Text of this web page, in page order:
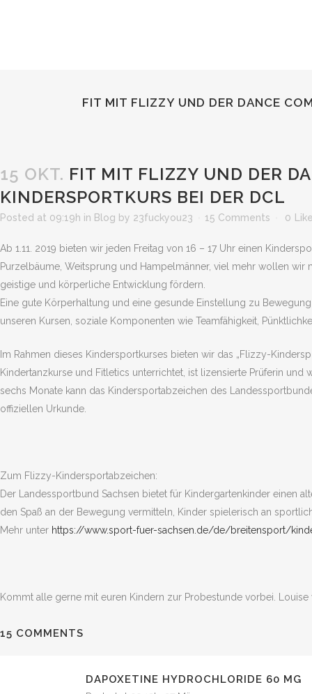
FIT MIT FLIZZY UND DER DANCE
15 OKT. FIT MIT FLIZZY UND DER
KINDERSPORTKURS BEI DER DCL
Posted at 09:19h in Blog by 23fuckyou23 15 Comments 0
Ab 1.11. 2019 bieten wir jeden Freitag von 16 – 17 Uhr einen
Purzelbäume, Weitsprung und Hampelmänner, viel mehr wollen
geistige und körperliche Entwicklung fördern.
Eine gute Körperhaltung und eine gesunde Einstellung zu
unseren Kursen, soziale Komponenten wie Teamfähigkeit,
Im Rahmen dieses Kindersportkurses bieten wir das „Flizzy-
Kindertanzkurse und Fitletics unterrichtet, ist lizensierte Prüferin
sechs Monate kann das Kindersportabzeichen des
offiziellen Urkunde.
Zum Flizzy-Kindersportabzeichen:
Der Landessportbund Sachsen bietet für Kindergartenkinder einen
den Spaß an der Bewegung vermitteln, Kinder spielerisch an
Mehr unter https://www.sport-fuer-sachsen.de/de/breitensport/
Kommt alle gerne mit euren Kindern zur Probestunde vorbei.
15 COMMENTS
DAPOXETINE HYDROCHLORIDE 60 MG